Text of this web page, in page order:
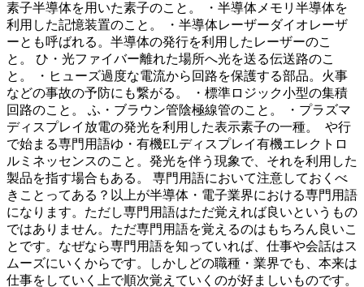
素子半導体を用いた素子のこと。 ・半導体メモリ半導体を
利用した記憶装置のこと。 ・半導体レーザーダイオレーザ
ーとも呼ばれる。半導体の発行を利用したレーザーのこ
と。 ひ・光ファイバー離れた場所へ光を送る伝送路のこ
と。 ・ヒューズ過度な電流から回路を保護する部品。火事
などの事故の予防にも繋がる。 ・標準ロジック小型の集積
回路のこと。 ふ・ブラウン管陰極線管のこと。 ・プラズマ
ディスプレイ放電の発光を利用した表示素子の一種。 や行
で始まる専門用語ゆ・有機ELディスプレイ有機エレクトロ
ルミネッセンスのこと。発光を伴う現象で、それを利用した
製品を指す場合もある。 専門用語において注意しておくべ
きことってある？以上が半導体・電子業界における専門用語
になります。ただし専門用語はただ覚えれば良いというもの
ではありません。ただ専門用語を覚えるのはもちろん良いこ
とです。なぜなら専門用語を知っていれば、仕事や会話はス
ムーズにいくからです。しかしどの職種・業界でも、本来は
仕事をしていく上で順次覚えていくのが好ましいものです。